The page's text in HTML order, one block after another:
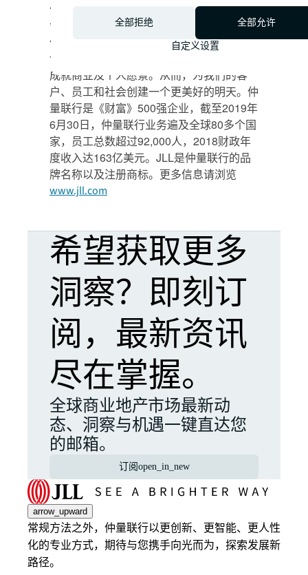
仲量联行（纽交所交易代码：JLL）是全球
领先的房地产专业服务和投资管理公司。我
们始终致力于房地产领域的持续创新；不断
创造机遇，打造理想空间，实现价值回报以
成就商业及个人愿景。从而，为我们的客
户、员工和社会创建一个更美好的明天。仲
量联行是《财富》500强企业，截至2019年
6月30日，仲量联行业务遍及全球80多个国
家，员工总数超过92,000人，2018财政年
度收入达163亿美元。JLL是仲量联行的品
牌名称以及注册商标。更多信息请浏览
www.jll.com
希望获取更多
洞察？即刻订
阅，最新资讯
尽在掌握。
全球商业地产市场最新动
态、洞察与机遇一键直达您
的邮箱。
订阅 open_in_new
arrow_upward
常规方法之外，仲量联行以更创新、更智能、更人性
化的专业方式，期待与您携手向光而为，探索发展新
路径。
全部拒绝
全部允许
自定义设置